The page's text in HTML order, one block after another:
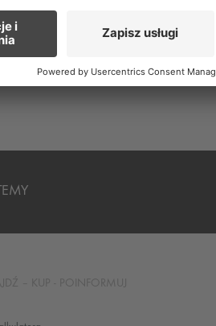
i z kamienia
Ochrona